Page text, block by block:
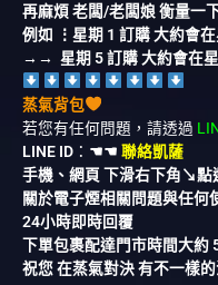
再麻煩 老闆/老闆娘 衡量一
例如 ⋮星期 1 訂購 大約會
→→ 星期 5 訂購 大約會在
蒸氣背包
若您有任何問題，請透過
LINE ID ： ☚☚ 聯絡凱薩
手機、網頁 下滑右下角↘︎點
關於電子煙相關問題與任何
24小時即時回覆
下單包裹配達門市時間大約
祝您 在蒸氣對決 有不一樣